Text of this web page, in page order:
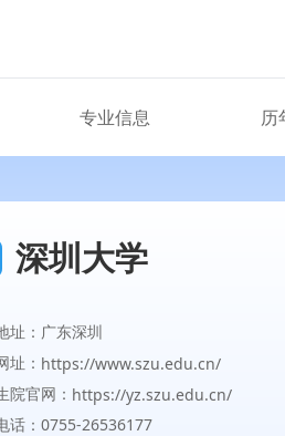
专业信息 历
深圳大学
址：广东深圳
址： https://www.szu.edu.cn/
院官网： https://yz.szu.edu.cn/
话：0755-26536177